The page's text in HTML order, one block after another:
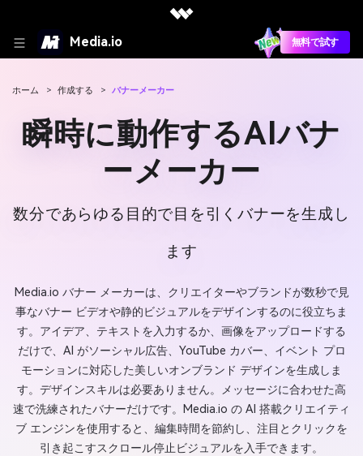
Media.io 無料で試す
ホーム > 作成する > バナーメーカー
瞬時に動作するAIバナ
ーメーカー
数分であらゆる目的で目を引くバナーを生成し
ます
Media.io バナー メーカーは、クリエイターやブランドが数秒で見
事なバナー ビデオや静的ビジュアルをデザインするのに役立ちま
す。アイデア、テキストを入力するか、画像をアップロードする
だけで、AI がソーシャル広告、YouTube カバー、イベント プロ
モーションに対応した美しいオンブランド デザインを生成しま
す。デザインスキルは必要ありません。メッセージに合わせた高
速で洗練されたバナーだけです。Media.io の AI 搭載クリエイティ
ブ エンジンを使用すると、編集時間を節約し、注目とクリックを
引き起こすスクロール停止ビジュアルを入手できます。